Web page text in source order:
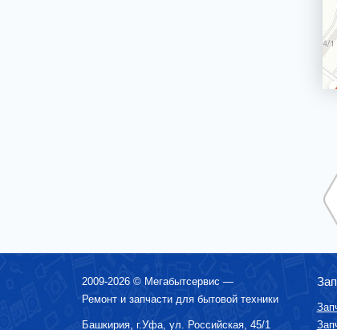
КОФЕМАШИНЫ, КОФЕВАРКИ,
КОФЕМОЛКИ
КУХОННЫЕ КОМБАЙНЫ
2009-2026 © Мегабытсервис —
Ремонт и запчасти для бытовой техники
Башкирия, г.Уфа ул. Российская, 45/1